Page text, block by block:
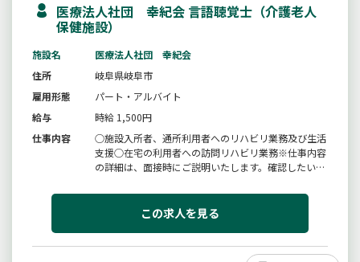
医療法人社団 幸紀会 言語聴覚士（介護老人
保健施設）
施設名
医療法人社団 幸紀会
住所
岐阜県岐阜市
雇用形態
パート・アルバイト
給与
時給 1,500円
仕事内容
○施設入所者、通所利用者へのリハビリ業務及び生活
支援○在宅の利用者への訪問リハビリ業務※仕事内容
の詳細は、面接時にご説明いたします。確認したいこ
囲：法人の定める業務
この求人を見る